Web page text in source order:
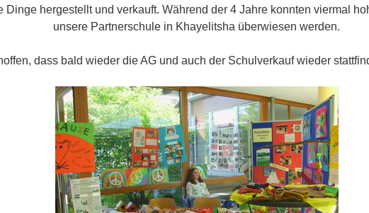
Dinge hergestellt und verkauft. Während der 4 Jahre konnten viermal
unsere Partnerschule in Khayelitsha überwiesen werden.
dass bald wieder die AG und auch der Schulverkauf wieder